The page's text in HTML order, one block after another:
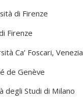
di Firenze
Firenze
Ca’ Foscari, Venezia
de Genève
degli Studi di Milano